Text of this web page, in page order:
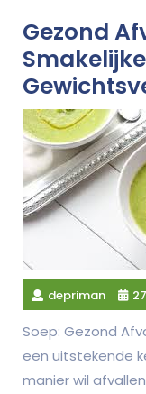
Gezond
depriman
Soep: Gezond
een uitstekende
manier wil